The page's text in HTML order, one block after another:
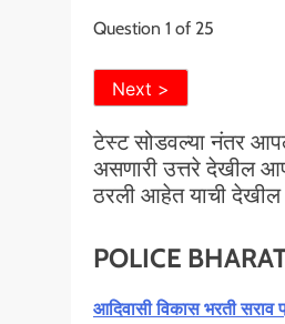
Question 1 of 25
टेस्ट सोडवल्या नंतर
असणारी उत्तरे देखील
ठरली आहेत याची
POLICE
आदिवासी विकास भरती सराव